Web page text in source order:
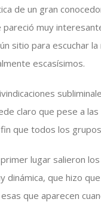
de un gran
pareció muy
sitio para escuchar
escasísimos.
claro que pese a
que todos los
primer lugar salieron
dinámica, que hizo
que aparecen